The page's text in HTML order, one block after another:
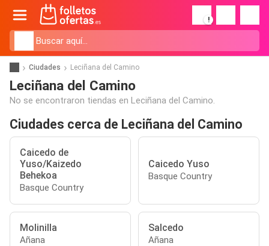
!
Ciudades Leciñana del Camino
Leciñana del Camino
No se encontraron tiendas en Leciñana del Camino.
Ciudades cerca de Leciñana del Camino
Caicedo de
Yuso/Kaizedo
Behekoa
Basque Country
Caicedo Yuso
Basque Country
Molinilla
Añana
Salcedo
Añana